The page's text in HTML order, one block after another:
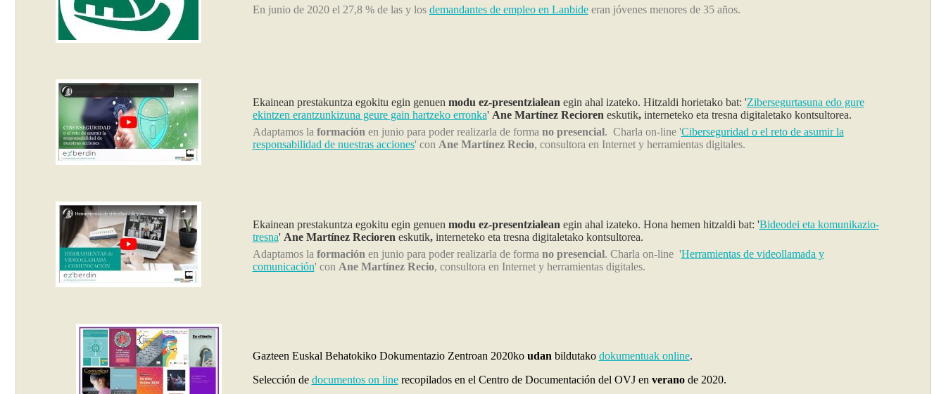
En junio de 2020 el 27,8 % de las y los demandantes de empleo en Lanbideeran jóvenes menores de 35 años.
Ekainean prestakuntza egokitu egin genuen modu ez-presentzialeanegin ahal izateko. Hitzaldi horietako bat: 'Zibersegurtasuna edo gure
ekintzen erantzunkizuna geure gain hartzeko erronka' Ane Martínez Recioreneskutik, interneteko eta tresna digitaletako kontsultorea.
Adaptamos la formaciónen junio para poder realizarla de forma no presencial. Charla on-line 'Ciberseguridad o el reto de asumir la
responsabilidad de nuestras acciones' con Ane Martínez Recio, consultora en Internet y herramientas digitales.
Ekainean prestakuntza egokitu egin genuen modu ez-presentzialeanegin ahal izateko. Hona hemen hitzaldi bat: 'Bideodei eta komunikazio-
tresna' Ane Martínez Recioreneskutik, interneteko eta tresna digitaletako kontsultorea.
Adaptamos la formaciónen junio para poder realizarla de forma no presencial. Charla on-line 'Herramientas de videollamada y
comunicación' con Ane Martínez Recio, consultora en Internet y herramientas digitales.
Gazteen Euskal Behatokiko Dokumentazio Zentroan 2020ko udanbildutako dokumentuak online.
Selección de documentos on line recopilados en el Centro de Documentación del OVJ en verano de 2020.